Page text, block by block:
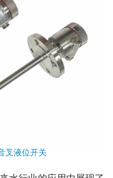
叉液位开关